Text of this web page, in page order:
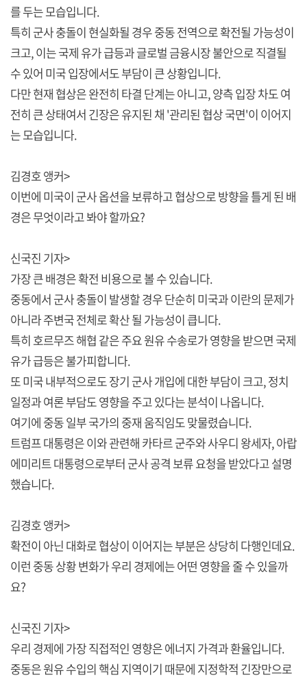
를 두는 모습입니다.
특히 군사 충돌이 현실화될 경우 중동 전역으로 확전될 가능성이
크고, 이는 국제 유가 급등과 글로벌 금융시장 불안으로 직결될
수 있어 미국 입장에서도 부담이 큰 상황입니다.
다만 현재 협상은 완전히 타결 단계는 아니고, 양측 입장 차도 여
전히 큰 상태여서 긴장은 유지된 채 '관리된 협상 국면'이 이어지
는 모습입니다.
김경호 앵커>
이번에 미국이 군사 옵션을 보류하고 협상으로 방향을 틀게 된 배
경은 무엇이라고 봐야 할까요?
신국진 기자>
가장 큰 배경은 확전 비용으로 볼 수 있습니다.
중동에서 군사 충돌이 발생할 경우 단순히 미국과 이란의 문제가
아니라 주변국 전체로 확산 될 가능성이 큽니다.
특히 호르무즈 해협 같은 주요 원유 수송로가 영향을 받으면 국제
유가 급등은 불가피합니다.
또 미국 내부적으로도 장기 군사 개입에 대한 부담이 크고, 정치
일정과 여론 부담도 영향을 주고 있다는 분석이 나옵니다.
여기에 중동 일부 국가의 중재 움직임도 맞물렸습니다.
트럼프 대통령은 이와 관련해 카타르 군주와 사우디 왕세자, 아랍
에미리트 대통령으로부터 군사 공격 보류 요청을 받았다고 설명
했습니다.
김경호 앵커>
확전이 아닌 대화로 협상이 이어지는 부분은 상당히 다행인데요.
이런 중동 상황 변화가 우리 경제에는 어떤 영향을 줄 수 있을까
요?
신국진 기자>
우리 경제에 가장 직접적인 영향은 에너지 가격과 환율입니다.
중동은 원유 수입의 핵심 지역이기 때문에 지정학적 긴장만으로